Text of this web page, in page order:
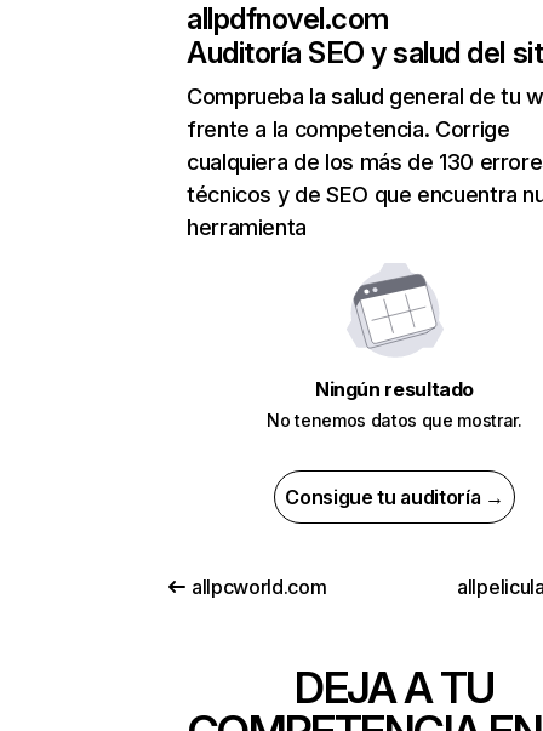
allpdfnovel.com
Auditoría SEO y salud del
Comprueba la salud general de tu
frente a la competencia. Corrige
cualquiera de los más de 130
técnicos y de SEO que encuentra
herramienta
Ningún resultado
No tenemos datos que mostrar.
Consigue tu auditoría →
allpcworld.com
DEJA A TU